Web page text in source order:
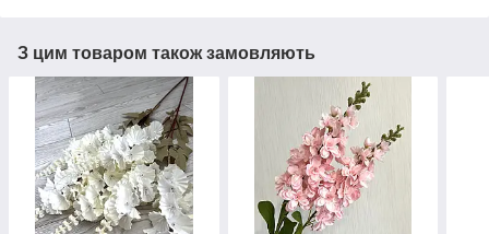
З цим товаром також замовляють